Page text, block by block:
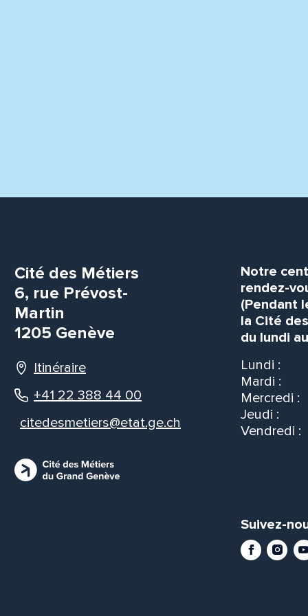
Cité des Métiers
6, rue Prévost-
Martin
1205 Genève
Itinéraire
+41 22 388 44 00
citedesmetiers@etat.ge.ch
Notre
rendez-
(Pendant
la Cité
du lundi
Lundi :
Mardi :
Mercredi :
Jeudi :
Vendredi :
Suivez-
Facebook